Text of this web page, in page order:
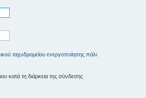
ταχυδρομείου ενεργοποίησης πάλι
κατά τη διάρκεια της σύνδεσης